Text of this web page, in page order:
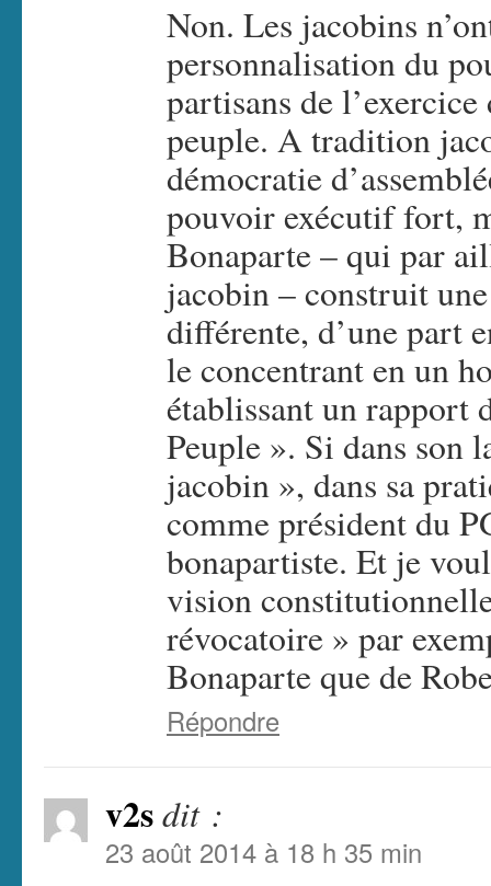
Non. Les jacobins
personnalisation du
partisans de
peuple. A tradition
démocratie
pouvoir exécutif fort,
Bonaparte – qui par
jacobin – construit
différente, d’une part
le concentrant en un
établissant un rapport
Peuple ». Si dans son
jacobin », dans sa
comme président du
bonapartiste. Et je
vision
révocatoire » par
Bonaparte que de
Répondre
v2sdit :
23 août 2014 à 18 h 35 min